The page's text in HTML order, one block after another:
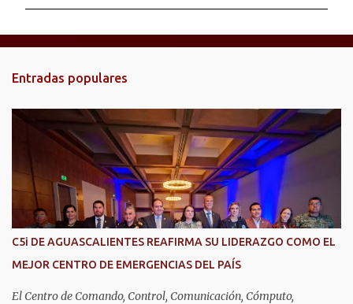
n
t
s
Entradas populares
C5i DE AGUASCALIENTES REAFIRMA SU LIDERAZGO COMO EL
MEJOR CENTRO DE EMERGENCIAS DEL PAÍS
El Centro de Comando, Control, Comunicación, Cómputo,